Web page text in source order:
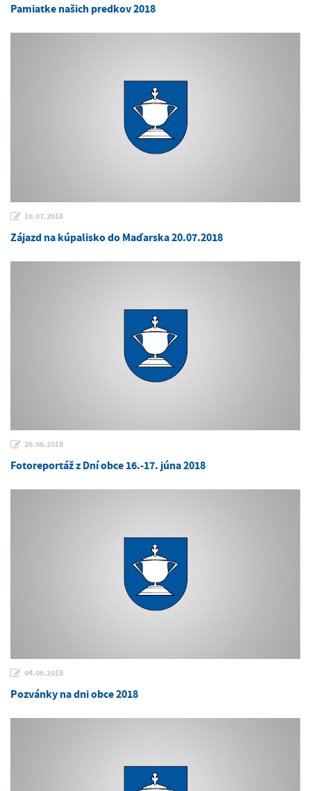
Pamiatke našich predkov 2018
16.07.2018
Zájazd na kúpalisko do Maďarska 20.07.2018
26.06.2018
Fotoreportáž z Dní obce 16.-17. júna 2018
04.06.2018
Pozvánky na dni obce 2018